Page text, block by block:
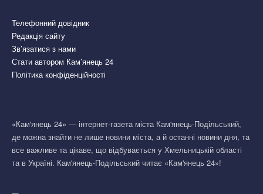
Телефонний довідник
Редакція сайту
Зв’язатися з нами
Стати автором Кам’янець 24
Політика конфіденційності
«Кам'янець 24» — інтернет-газета міста Кам'янець-Подільський,
де можна знайти не лише новини міста, а й останні новини дня, та
все важливе та цікаве, що відбувається у Хмельницькій області
та в Україні. Кам'янець-Подільський читає «Кам'янець 24»!